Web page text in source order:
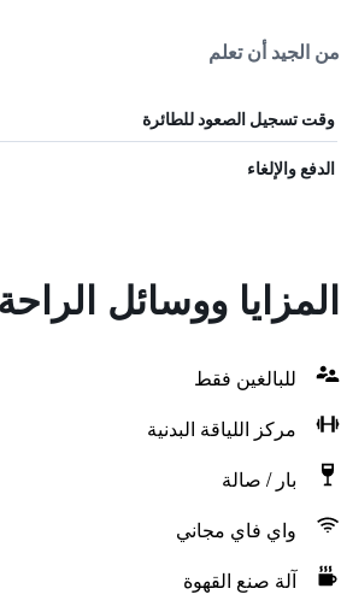
من الجيد أن تعلم
وقت تسجيل الصعود للطائرة
الدفع والإلغاء
المزايا ووسائل
للبالغين فقط
مركز اللياقة البدنية
بار / صالة
واي فاي مجاني
آلة صنع القهوة